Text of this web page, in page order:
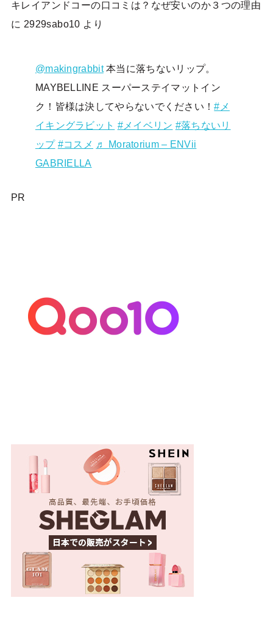
キレイアンドコーの口コミは？なぜ安いのか３つの理由
に 2929sabo10 より
@makingrabbit本当に落ちないリップ。
MAYBELLINE スーパーステイマットイン
ク！皆様は決してやらないでください！#メ
イキングラビット #メイベリン #落ちないリ
ップ #コスメ ♬ Moratorium – ENVii
GABRIELLA
PR